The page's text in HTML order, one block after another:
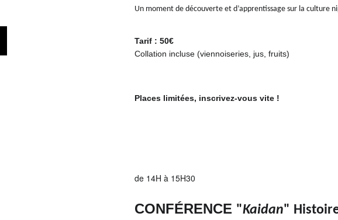
Un moment de découverte et d’apprentissage sur la culture
Tarif : 50€
Collation incluse (viennoiseries, jus, fruits)
Places limitées, inscrivez-vous vite !
de 14H à 15H30
CONFÉRENCE "Kaidan"